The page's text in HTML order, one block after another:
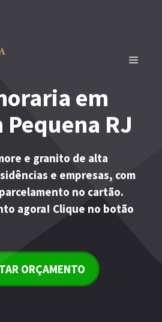
MENU
em
Pequena RJ
e granito de alta
e empresas, com
no cartão.
agora! Clique no botão
ORÇAMENTO